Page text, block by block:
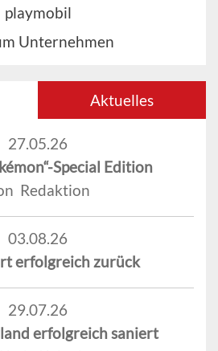
playmobil
Unternehmen
Aktuelles
27.05.26
Special Edition
Redaktion
03.08.26
erfolgreich zurück
29.07.26
erfolgreich saniert